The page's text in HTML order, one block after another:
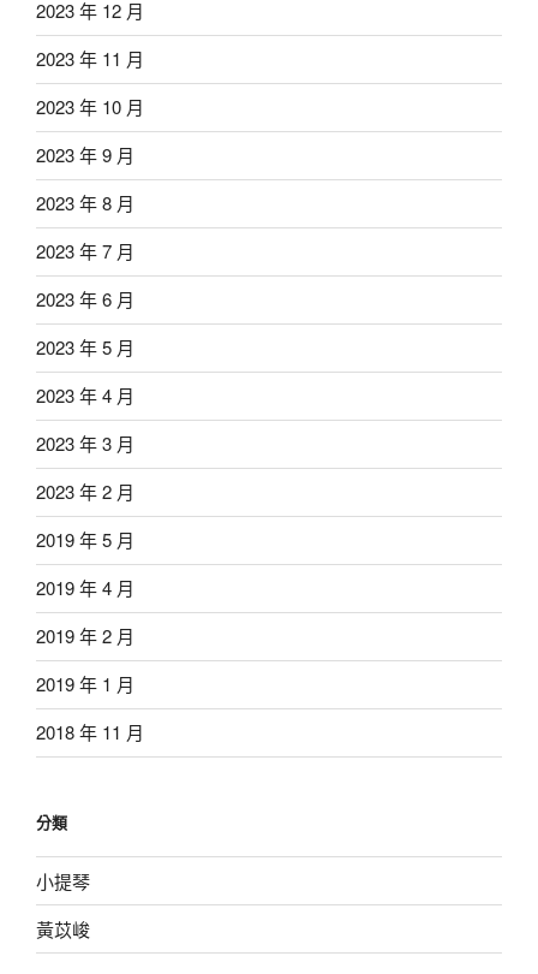
2023 年 12 月
2023 年 11 月
2023 年 10 月
2023 年 9 月
2023 年 8 月
2023 年 7 月
2023 年 6 月
2023 年 5 月
2023 年 4 月
2023 年 3 月
2023 年 2 月
2019 年 5 月
2019 年 4 月
2019 年 2 月
2019 年 1 月
2018 年 11 月
分類
小提琴
黃苡峻